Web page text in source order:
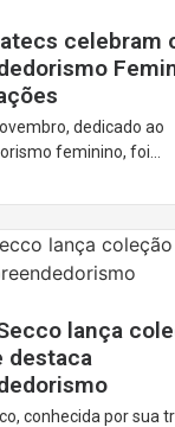
celebram
dedicado ao
feminino, foi...
lança
destaca
conhecida por sua